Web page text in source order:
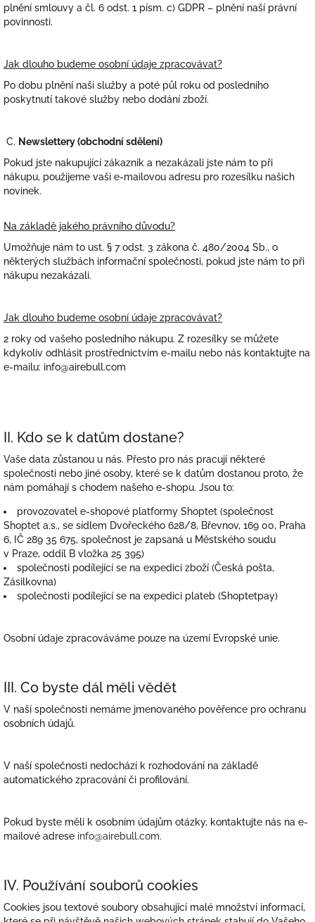
plnění smlouvy a čl. 6 odst. 1 písm. c) GDPR – plnění naší právní
povinnosti.
Jak dlouho budeme osobní údaje zpracovávat?
Po dobu plnění naší služby a poté půl roku od posledního
poskytnutí takové služby nebo dodání zboží.
C. Newslettery (obchodní sdělení)
Pokud jste nakupující zákazník a nezakázali jste nám to při
nákupu, použijeme vaši e-mailovou adresu pro rozesílku našich
novinek.
Na základě jakého právního důvodu?
Umožňuje nám to ust. § 7 odst. 3 zákona č. 480/2004 Sb., o
některých službách informační společnosti, pokud jste nám to při
nákupu nezakázali.
Jak dlouho budeme osobní údaje zpracovávat?
2 roky od vašeho posledního nákupu. Z rozesílky se můžete
kdykoliv odhlásit prostřednictvím e-mailu nebo nás kontaktujte na
e-mailu: info@airebull.com
II. Kdo se k datům dostane?
Vaše data zůstanou u nás. Přesto pro nás pracují některé
společnosti nebo jiné osoby, které se k datům dostanou proto, že
nám pomáhají s chodem našeho e-shopu. Jsou to:
provozovatel e-shopové platformy Shoptet (společnost
Shoptet a.s., se sídlem Dvořeckého 628/8, Břevnov, 169 00, Praha
6, IČ 289 35 675, společnost je zapsaná u Městského soudu
v Praze, oddíl B vložka 25 395)
společnosti podílející se na expedici zboží (Česká pošta,
Zásilkovna)
společnosti podílející se na expedici plateb (Shoptetpay)
Osobní údaje zpracováváme pouze na území Evropské unie.
III. Co byste dál měli vědět
V naší společnosti nemáme jmenovaného pověřence pro ochranu
osobních údajů.
V naší společnosti nedochází k rozhodování na základě
automatického zpracování či profilování.
Pokud byste měli k osobním údajům otázky, kontaktujte nás na e-
mailové adrese info@airebull.com.
IV. Používání souborů cookies
Cookies jsou textové soubory obsahující malé množství informací,